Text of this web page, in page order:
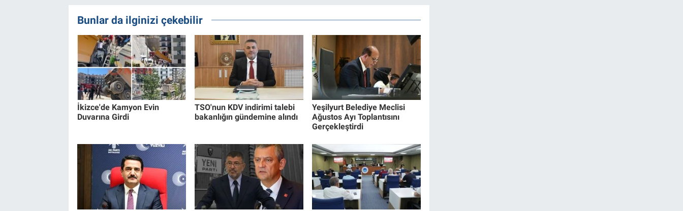
Bunlar da ilginizi çekebilir
İkizce'de Kamyon Evin
Duvarına Girdi
TSO'nun KDV indirimi talebi
bakanlığın gündemine alındı
Yeşilyurt Belediye Meclisi
Ağustos Ayı Toplantısını
Gerçekleştirdi